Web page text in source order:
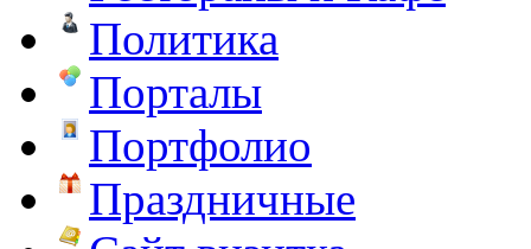
Политика
Порталы
Портфолио
Праздничные